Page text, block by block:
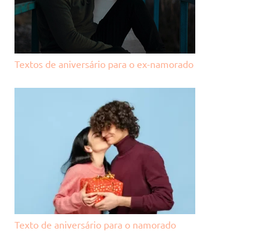
Textos de aniversário para o ex-namorado
Texto de aniversário para o namorado